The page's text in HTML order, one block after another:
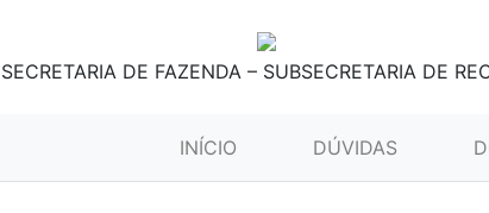
SECRETARIA DE FAZENDA – SUBSECRETARIA DE
INÍCIO (CURRENT)DÚVIDAS